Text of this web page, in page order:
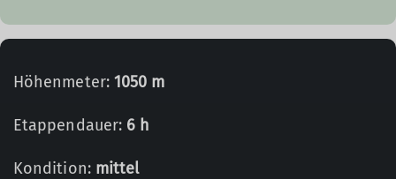
Höhenmeter: 1050 m
Etappendauer: 6 h
Kondition: mittel